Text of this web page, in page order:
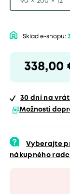
Sklad e-shopu:
338,00
30 dní na
Možnosti
Vyberajte
nákupného